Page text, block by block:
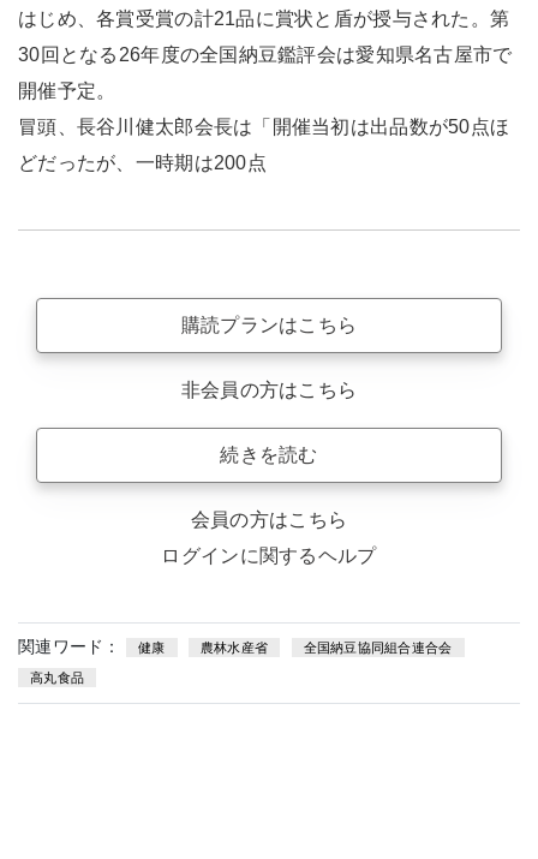
はじめ、各賞受賞の計21品に賞状と盾が授与された。第
30回となる26年度の全国納豆鑑評会は愛知県名古屋市で
開催予定。
冒頭、長谷川健太郎会長は「開催当初は出品数が50点ほ
どだったが、一時期は200点
購読プランはこちら
非会員の方はこちら
続きを読む
会員の方はこちら
ログインに関するヘルプ
関連ワード： 健康 農林水産省 全国納豆協同組合連合会
高丸食品